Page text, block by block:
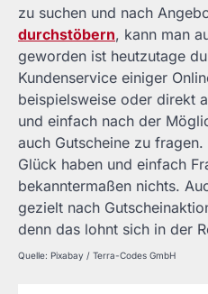
zu suchen und nach
durchstöbern, kann man
geworden ist heutzutage
Kundenservice einiger
beispielsweise oder direkt
und einfach nach der
auch Gutscheine zu
Glück haben und einfach
bekanntermaßen nichts.
gezielt nach
denn das lohnt sich in der
Quelle: Pixabay / Terra-Codes GmbH